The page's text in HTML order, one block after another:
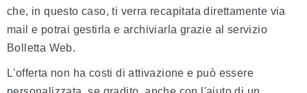
che, in questo caso, ti verra recapitata direttamente via
mail e potrai gestirla e archiviarla grazie al servizio
Bolletta Web.
L'offerta non ha costi di attivazione e può essere